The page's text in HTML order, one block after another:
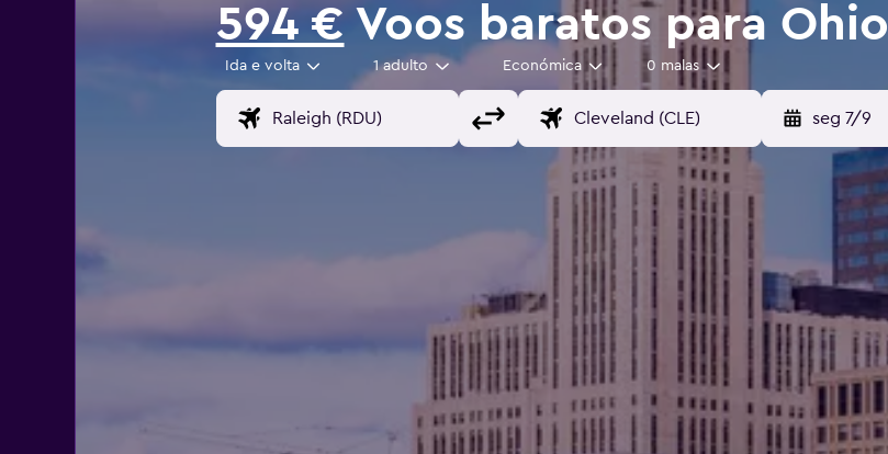
594 € Voos baratos para Ohio
Ida e volta 1 adulto Económica 0 malas
seg 7/9